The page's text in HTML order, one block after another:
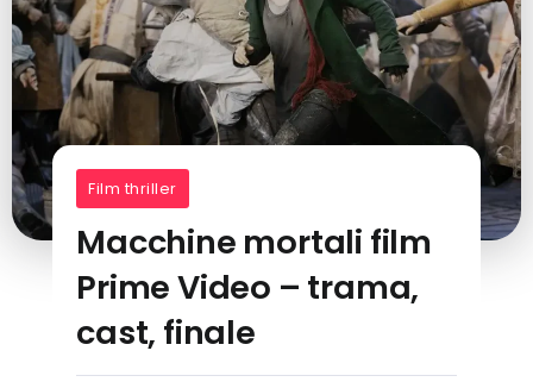
Film thriller
Macchine mortali film
Prime Video – trama,
cast, finale